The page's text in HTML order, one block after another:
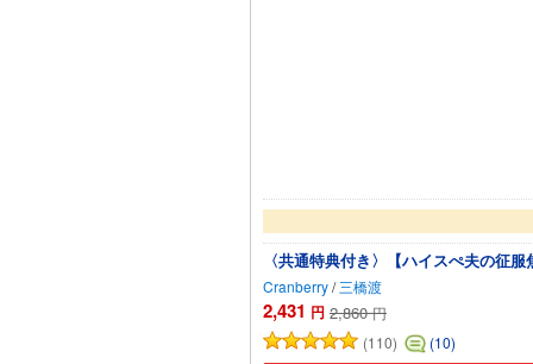
〈共通特典付き〉【ハイスぺ夫の征
Cranberry/三橋渡
2,431 円 2,860 円
(110)
(10)